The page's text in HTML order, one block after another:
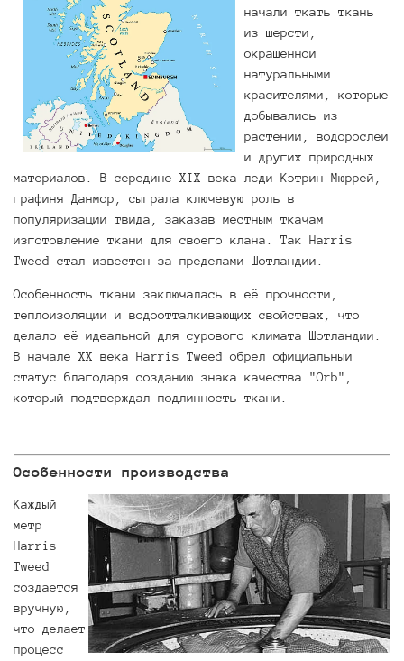
начали ткать ткань
из шерсти,
окрашенной
натуральными
красителями, которые
добывались из
растений, водорослей
и других природных
материалов. В середине XIX века леди Кэтрин Мюррей,
графиня Данмор, сыграла ключевую роль в
популяризации твида, заказав местным ткачам
изготовление ткани для своего клана. Так Harris
Tweed стал известен за пределами Шотландии.
Особенность ткани заключалась в её прочности,
теплоизоляции и водоотталкивающих свойствах, что
делало её идеальной для сурового климата Шотландии.
В начале XX века Harris Tweed обрел официальный
статус благодаря созданию знака качества "Orb",
который подтверждал подлинность ткани.
Особенности производства
Каждый
метр
Harris
Tweed
создаётся
вручную,
что делает
процесс